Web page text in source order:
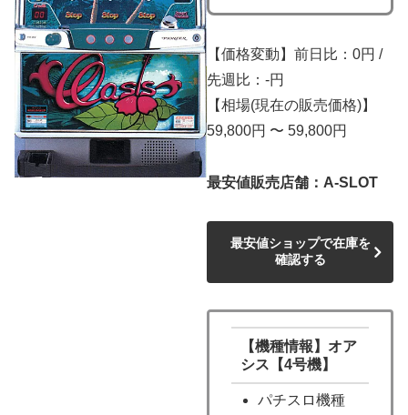
【価格変動】前日比：0円 /
先週比：-円
【相場(現在の販売価格)】
59,800円 〜 59,800円
最安値販売店舗：A-SLOT
最安値ショップで在庫を
確認する
【機種情報】オア
シス【4号機】
パチスロ機種